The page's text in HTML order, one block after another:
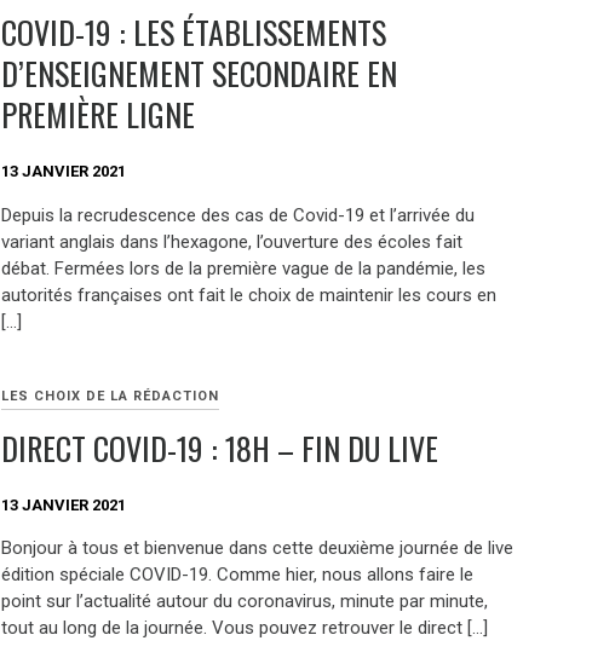
COVID-19 : LES ÉTABLISSEMENTS
D’ENSEIGNEMENT SECONDAIRE EN
PREMIÈRE LIGNE
13 JANVIER 2021
Depuis la recrudescence des cas de Covid-19 et l’arrivée du
variant anglais dans l’hexagone, l’ouverture des écoles fait
débat. Fermées lors de la première vague de la pandémie, les
autorités françaises ont fait le choix de maintenir les cours en
[…]
LES CHOIX DE LA RÉDACTION
DIRECT COVID-19 : 18H – FIN DU LIVE
13 JANVIER 2021
Bonjour à tous et bienvenue dans cette deuxième journée de live
édition spéciale COVID-19. Comme hier, nous allons faire le
point sur l’actualité autour du coronavirus, minute par minute,
tout au long de la journée. Vous pouvez retrouver le direct […]